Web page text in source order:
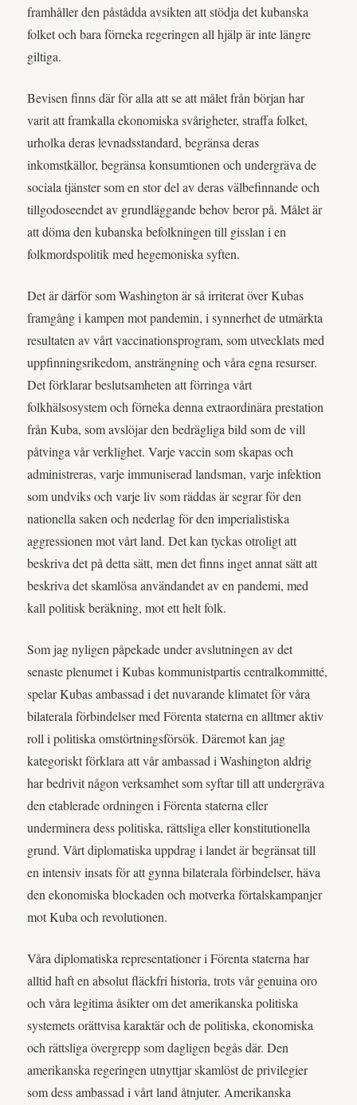
framhåller den påstådda avsikten att stödja det kubanska
folket och bara förneka regeringen all hjälp är inte längre
giltiga.
Bevisen finns där för alla att se att målet från början har
varit att framkalla ekonomiska svårigheter, straffa folket,
urholka deras levnadsstandard, begränsa deras
inkomstkällor, begränsa konsumtionen och undergräva de
sociala tjänster som en stor del av deras välbefinnande och
tillgodoseendet av grundläggande behov beror på. Målet är
att döma den kubanska befolkningen till gisslan i en
folkmordspolitik med hegemoniska syften.
Det är därför som Washington är så irriterat över Kubas
framgång i kampen mot pandemin, i synnerhet de utmärkta
resultaten av vårt vaccinationsprogram, som utvecklats med
uppfinningsrikedom, ansträngning och våra egna resurser.
Det förklarar beslutsamheten att förringa vårt
folkhälsosystem och förneka denna extraordinära prestation
från Kuba, som avslöjar den bedrägliga bild som de vill
påtvinga vår verklighet. Varje vaccin som skapas och
administreras, varje immuniserad landsman, varje infektion
som undviks och varje liv som räddas är segrar för den
nationella saken och nederlag för den imperialistiska
aggressionen mot vårt land. Det kan tyckas otroligt att
beskriva det på detta sätt, men det finns inget annat sätt att
beskriva det skamlösa användandet av en pandemi, med
kall politisk beräkning, mot ett helt folk.
Som jag nyligen påpekade under avslutningen av det
senaste plenumet i Kubas kommunistpartis centralkommitté,
spelar Kubas ambassad i det nuvarande klimatet för våra
bilaterala förbindelser med Förenta staterna en alltmer aktiv
roll i politiska omstörtningsförsök. Däremot kan jag
kategoriskt förklara att vår ambassad i Washington aldrig
har bedrivit någon verksamhet som syftar till att undergräva
den etablerade ordningen i Förenta staterna eller
underminera dess politiska, rättsliga eller konstitutionella
grund. Vårt diplomatiska uppdrag i landet är begränsat till
en intensiv insats för att gynna bilaterala förbindelser, häva
den ekonomiska blockaden och motverka förtalskampanjer
mot Kuba och revolutionen.
Våra diplomatiska representationer i Förenta staterna har
alltid haft en absolut fläckfri historia, trots vår genuina oro
och våra legitima åsikter om det amerikanska politiska
systemets orättvisa karaktär och de politiska, ekonomiska
och rättsliga övergrepp som dagligen begås där. Den
amerikanska regeringen utnyttjar skamlöst de privilegier
som dess ambassad i vårt land åtnjuter. Amerikanska